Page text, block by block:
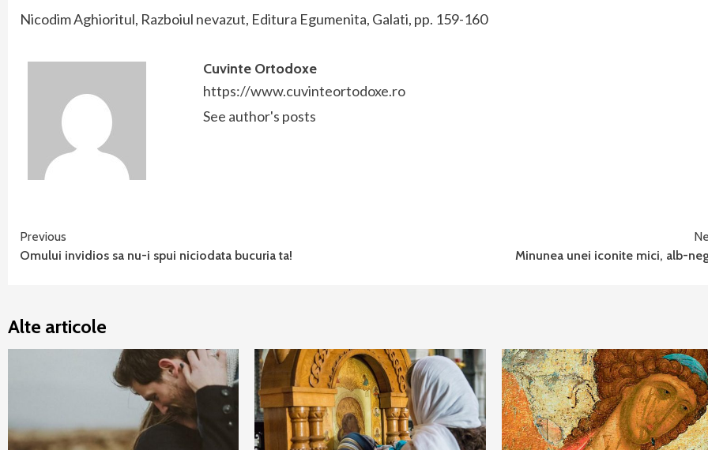
Nicodim Aghioritul, Razboiul nevazut, Editura Egumenita, Galati, pp. 159-160
Cuvinte Ortodoxe
https://www.cuvinteortodoxe.ro
See author's posts
Continue
Reading
Previous
Omului invidios sa nu-i spui niciodata bucuria ta!
Minunea unei iconite mici, alb-
Alte articole